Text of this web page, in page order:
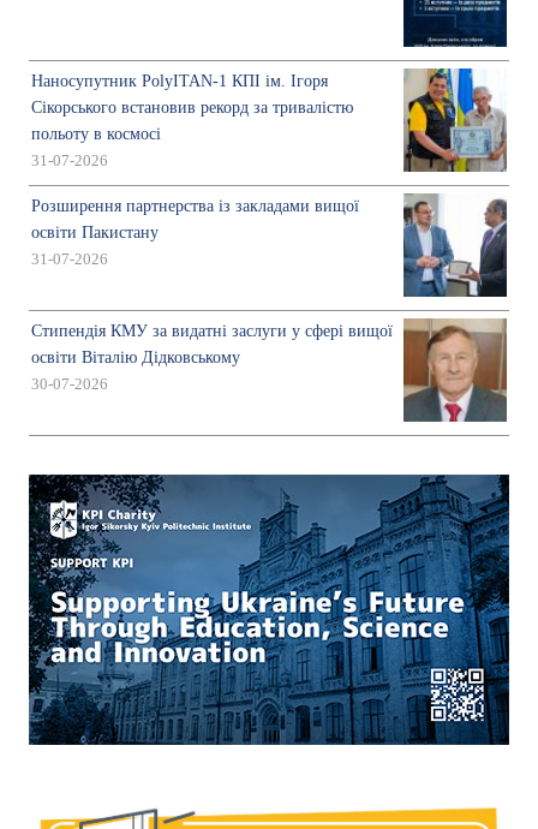
Наносупутник PolyITAN-1 КПІ ім. Ігоря
Сікорського встановив рекорд за тривалістю
польоту в космосі
31-07-2026
Розширення партнерства із закладами вищої
освіти Пакистану
31-07-2026
Стипендія КМУ за видатні заслуги у сфері вищої
освіти Віталію Дідковському
30-07-2026